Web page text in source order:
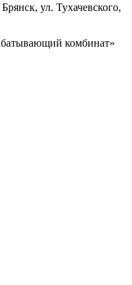
ул. Тухачевского,
комбинат»